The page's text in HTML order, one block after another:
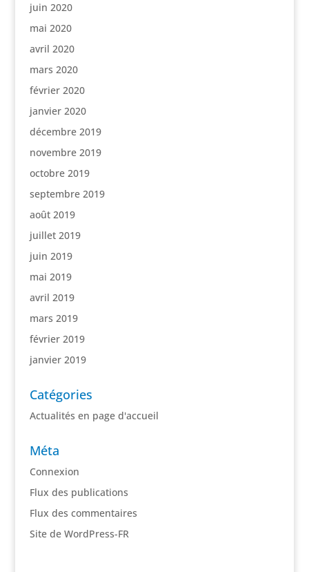
juin 2020
mai 2020
avril 2020
mars 2020
février 2020
janvier 2020
décembre 2019
novembre 2019
octobre 2019
septembre 2019
août 2019
juillet 2019
juin 2019
mai 2019
avril 2019
mars 2019
février 2019
janvier 2019
Catégories
Actualités en page d'accueil
Méta
Connexion
Flux des publications
Flux des commentaires
Site de WordPress-FR